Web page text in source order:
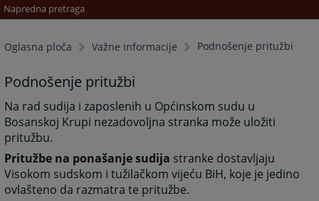
Napredna pretraga
Oglasna ploča Važne informacije Podnošenje pritužbi
Podnošenje pritužbi
Na rad sudija i zaposlenih u Općinskom sudu u
Bosanskoj Krupi nezadovoljna stranka može uložiti
pritužbu.
Pritužbe na ponašanje sudija stranke dostavljaju
Visokom sudskom i tužilačkom vijeću BiH, koje je jedino
ovlašteno da razmatra te pritužbe.